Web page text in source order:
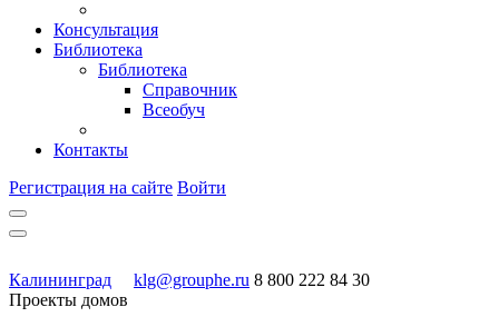
Консультация
Библиотека
Библиотека
Справочник
Всеобуч
Контакты
Регистрация на сайте Войти
Калининград klg@grouphe.ru 8 800 222 84 30
Проекты домов